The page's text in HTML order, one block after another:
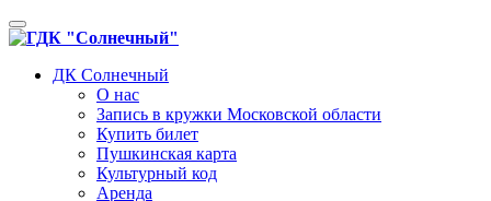
Toggle
navigation
ДК Солнечный
О нас
Запись в кружки Московской области
Купить билет
Пушкинская карта
Культурный код
Аренда